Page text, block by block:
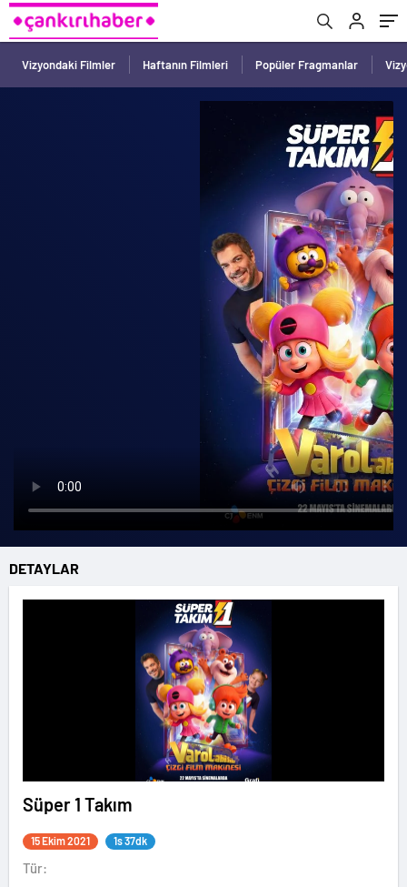
Vizyondaki Filmler Haftanın Filmleri Popüler Fragmanlar
DETAYLAR
Süper 1 Takım
15 Ekim 2021 1s 37dk
Tür: